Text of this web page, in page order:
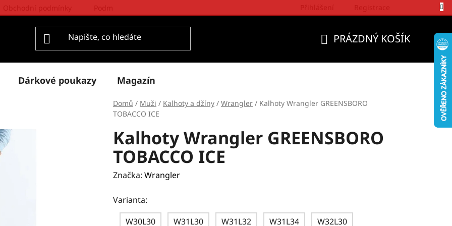
PRÁZDNÝ KOŠÍK
Dárkové poukazy Magazín
Domů / Muži / Kalhoty a džíny / Wrangler / Kalhoty Wrangler GREENSBORO
TOBACCO ICE
Kalhoty Wrangler GREENSBORO
TOBACCO ICE
Značka: Wrangler
Varianta:
W30L30
W31L30 W31L32 W31L34 W32L30